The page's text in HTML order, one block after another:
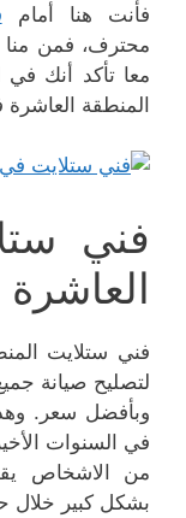
فأنت هنا أمام
محترف، فمن منا
معا تأكد أنك في
المنطقة
فني
العاشرة
فني ستلايت
لتصليح صيانة
وبأفضل سعر.
في السنوات
من الاشخاص
بشكل كبير خلال